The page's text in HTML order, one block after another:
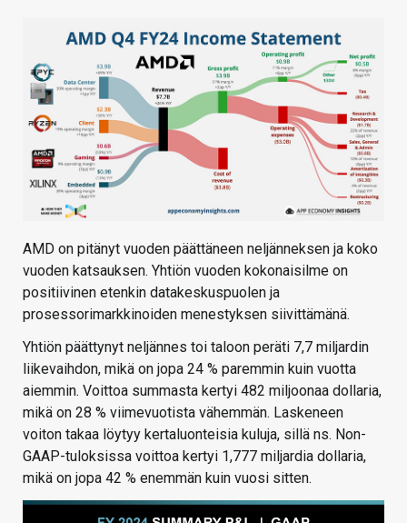
HAKU
AMD on pitänyt vuoden päättäneen neljänneksen ja koko
vuoden katsauksen. Yhtiön vuoden kokonaisilme on
positiivinen etenkin datakeskuspuolen ja
prosessorimarkkinoiden menestyksen siivittämänä.
Yhtiön päättynyt neljännes toi taloon peräti 7,7 miljardin
liikevaihdon, mikä on jopa 24 % paremmin kuin vuotta
aiemmin. Voittoa summasta kertyi 482 miljoonaa dollaria,
mikä on 28 % viimevuotista vähemmän. Laskeneen
voiton takaa löytyy kertaluonteisia kuluja, sillä ns. Non-
GAAP-tuloksissa voittoa kertyi 1,777 miljardia dollaria,
mikä on jopa 42 % enemmän kuin vuosi sitten.